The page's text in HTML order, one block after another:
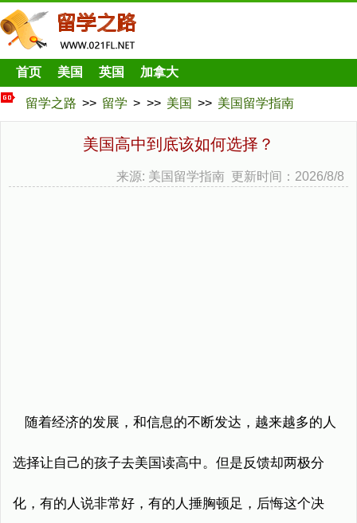
首页 美国 英国 加拿大
留学之路 >> 留学 > >> 美国 >> 美国留学指南
美国高中到底该如何选择？
来源: 美国留学指南 更新时间：2026/8/8
随着经济的发展，和信息的不断发达，越来越多的人
选择让自己的孩子去美国读高中。但是反馈却两极分
化，有的人说非常好，有的人捶胸顿足，后悔这个决